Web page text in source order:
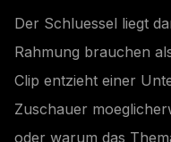
Der Schluessel liegt
Rahmung brauchen
Clip entzieht einer
Zuschauer
oder warum das